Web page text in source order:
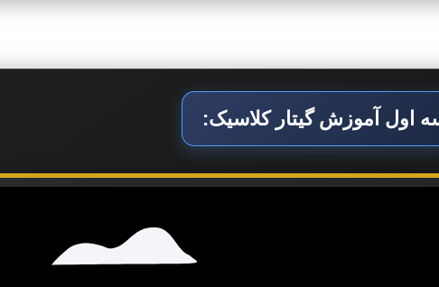
اول آموزش گیتار کلاسیک: